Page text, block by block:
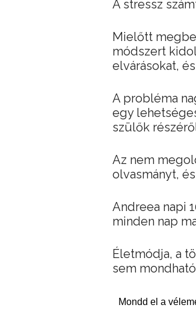
A stressz
Mielőtt
módszert
elvárásokat,
A probléma
egy
szülők
Az nem
olvasmányt,
Andreea napi
minden nap
Életmódja, a
sem
Mondd el a